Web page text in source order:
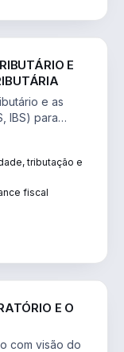
E
e as
IBS) para
tributação e
fiscal
E O
com visão do